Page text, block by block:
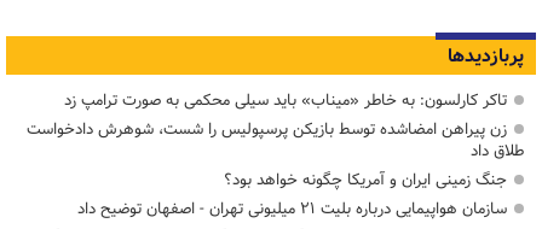
پربازدیدها
تاکر کارلسون: به خاطر «میناب» باید سیلی محکمی به صورت ترامپ زد
زن پیراهن امضاشده توسط بازیکن پرسپولیس را شست، شوهرش دادخواست
طلاق داد
جنگ زمینی ایران و آمریکا چگونه خواهد بود؟
سازمان هواپیمایی درباره بلیت ۲۱ میلیونی تهران - اصفهان توضیح داد